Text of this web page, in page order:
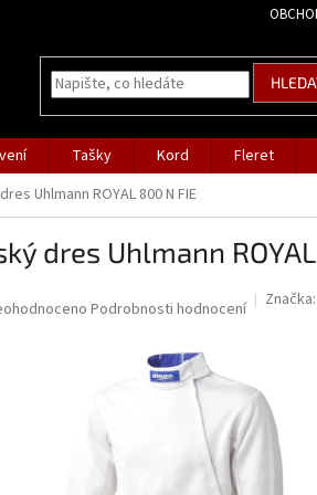
Tašky Kord Fleret
Uhlmann ROYAL 800 N FIE
dres Uhlmann
Podrobnosti hodnocení Značka: